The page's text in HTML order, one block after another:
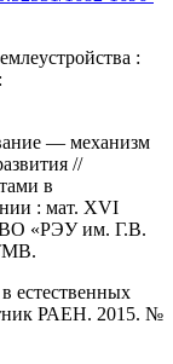
:
— механизм
//
в
: мат. XVI
«РЭУ им. Г.В.
естественных
РАЕН. 2015. №